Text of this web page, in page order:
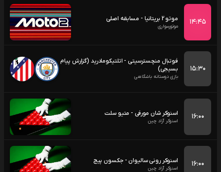
۱۴:۴۵ موتو 2 بریتانیا - مسابقه اصلی
موتورسواری
۱۵:۳۰
فوتبال منچسترسیتی - اتلتیکومادرید (گزارش پیام
بسیجی)
بازی دوستانه باشگاهی
۱۶:۰۰ اسنوکر شان مورفی - متیو سلت
اسنوکر آزاد چین
۱۶:۰۰ اسنوکر رونی سالیوان - جکسون پیج
اسنوکر آزاد چین